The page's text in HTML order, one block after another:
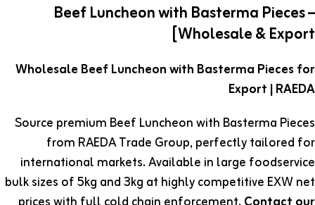
Beef Luncheon with Basterma Pieces –
Wholesale & Export]
Wholesale Beef Luncheon with Basterma Pieces for
Export | RAEDA
Source premium Beef Luncheon with Basterma Pieces
from RAEDA Trade Group, perfectly tailored for
international markets. Available in large foodservice
bulk sizes of 5kg and 3kg at highly competitive EXW net